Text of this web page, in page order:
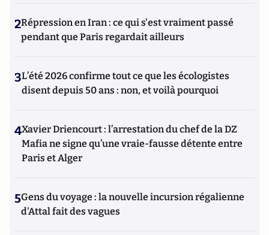
2Répression en Iran : ce qui s'est vraiment passé
pendant que Paris regardait ailleurs
3L’été 2026 confirme tout ce que les écologistes
disent depuis 50 ans : non, et voilà pourquoi
4Xavier Driencourt : l’arrestation du chef de la DZ
Mafia ne signe qu’une vraie-fausse détente entre
Paris et Alger
5Gens du voyage : la nouvelle incursion régalienne
d'Attal fait des vagues